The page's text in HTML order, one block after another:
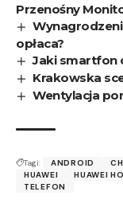
Przenośny
opłaca?
Jaki smartfon
Krakowska
Wentylacja
Tagi: ANDROID
HUAWEI
HUAWEI
TELEFON